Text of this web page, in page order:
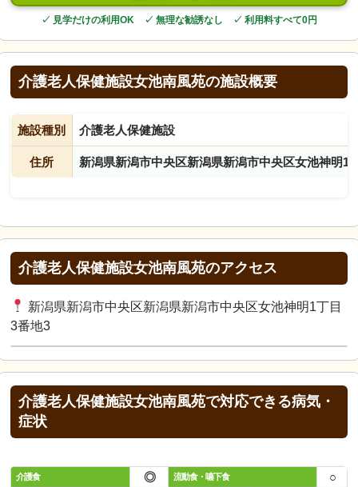
✓ 見学だけの利用OK ✓ 無理な勧誘なし ✓ 利用料すべて0円
介護老人保健施設女池南風苑の施設概要
施設種別 介護老人保健施設
住所 新潟県新潟市中央区新潟県新潟市中央区女池神明1
介護老人保健施設女池南風苑のアクセス
新潟県新潟市中央区新潟県新潟市中央区女池神明1丁目
3番地3
介護老人保健施設女池南風苑で対応できる病気・
症状
介護食 ◎ 流動食・嚥下食 ○